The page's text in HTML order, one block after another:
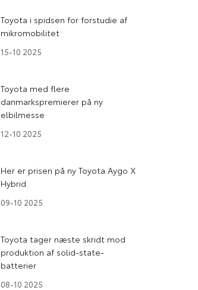
Toyota i spidsen for forstudie af
mikromobilitet
15-10 2025
Toyota med flere
danmarkspremierer på ny
elbilmesse
12-10 2025
Her er prisen på ny Toyota Aygo X
Hybrid
09-10 2025
Toyota tager næste skridt mod
produktion af solid-state-
batterier
08-10 2025